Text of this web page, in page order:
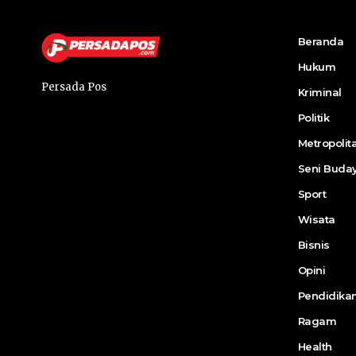
Persada Pos
Beranda
Hukum
Kriminal
Politik
Seni
Sport
Wisata
Bisnis
Opini
Ragam
Health